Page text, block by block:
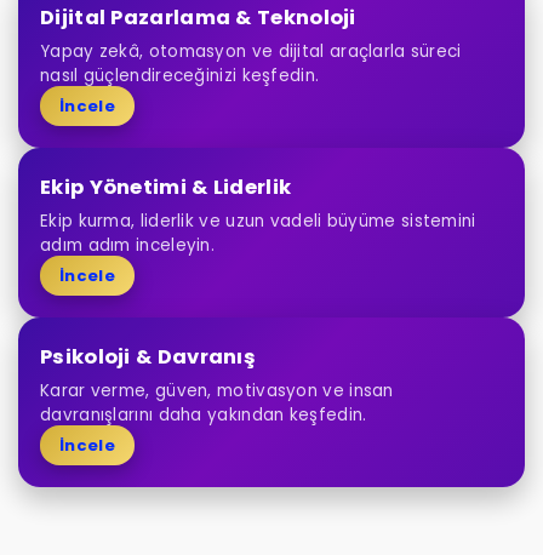
Dijital Pazarlama & Teknoloji
Yapay zekâ, otomasyon ve dijital araçlarla süreci
nasıl güçlendireceğinizi keşfedin.
İncele
Ekip Yönetimi & Liderlik
Ekip kurma, liderlik ve uzun vadeli büyüme sistemini
adım adım inceleyin.
İncele
Psikoloji & Davranış
Karar verme, güven, motivasyon ve insan
davranışlarını daha yakından keşfedin.
İncele